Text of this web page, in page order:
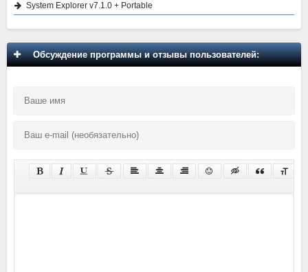
System Explorer v7.1.0 + Portable
Обсуждение программы и отзывы пользователей: